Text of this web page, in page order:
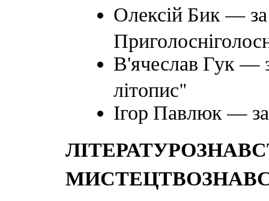
Олексій Бик —
В'ячеслав Гук —
літопис"
Ігор Павлюк —